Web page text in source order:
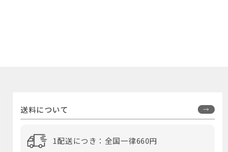
送料について
1配送につき：全国一律660円